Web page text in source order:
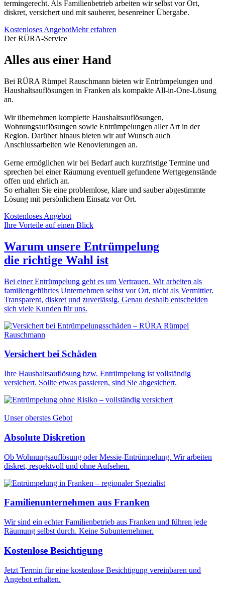
termingerecht. Als Familienbetrieb arbeiten wir selbst vor Ort,
diskret, versichert und mit sauberer, besenreiner Übergabe.
Kostenloses AngebotMehr erfahren
Der RÜRA-Service
Alles aus einer Hand
Bei RÜRA Rümpel Rauschmann bieten wir Entrümpelungen und
Haushaltsauflösungen in Franken als kompakte All-in-One-Lösung
an.
Wir übernehmen komplette Haushaltsauflösungen,
Wohnungsauflösungen sowie Entrümpelungen aller Art in der
Region. Darüber hinaus bieten wir auf Wunsch auch
Anschlussarbeiten wie Renovierungen an.
Gerne ermöglichen wir bei Bedarf auch kurzfristige Termine und
sprechen bei einer Räumung eventuell gefundene Wertgegenstände
offen und ehrlich an.
So erhalten Sie eine problemlose, klare und sauber abgestimmte
Lösung mit persönlichem Einsatz vor Ort.
Kostenloses Angebot
Ihre Vorteile auf einen Blick
Warum unsere Entrümpelung
die richtige Wahl ist
Bei einer Entrümpelung geht es um Vertrauen. Wir arbeiten als
familiengeführtes Unternehmen selbst vor Ort, nicht als Vermittler.
Transparent, diskret und zuverlässig. Genau deshalb entscheiden
sich viele Kunden für uns.
Versichert bei Schäden
Ihre Haushaltsauflösung bzw. Entrümpelung ist vollständig
versichert. Sollte etwas passieren, sind Sie abgesichert.
Unser oberstes Gebot
Absolute Diskretion
Ob Wohnungsauflösung oder Messie-Entrümpelung. Wir arbeiten
diskret, respektvoll und ohne Aufsehen.
Familienunternehmen aus Franken
Wir sind ein echter Familienbetrieb aus Franken und führen jede
Räumung selbst durch. Keine Subunternehmer.
Kostenlose Besichtigung
Jetzt Termin für eine kostenlose Besichtigung vereinbaren und
Angebot erhalten.